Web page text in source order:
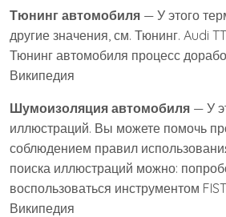
Тюнинг автомобиля — У этого
другие значения, см. Тюнинг. Audi
Тюнинг автомобиля процесс
Википедия
Шумоизоляция автомобиля — У
иллюстраций. Вы можете помочь
соблюдением правил
поиска иллюстраций можно:
воспользоваться инструментом
Википедия